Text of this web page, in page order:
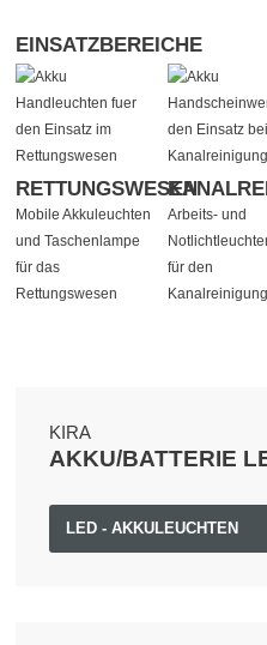
EINSATZBEREICHE
RETTUNGSWESEN
Mobile Akkuleuchten
und Taschenlampe
für das
Rettungswesen
Arbeits- und
für den
KIRA
AKKU/BATTERIE
LED - AKKULEUCHTEN